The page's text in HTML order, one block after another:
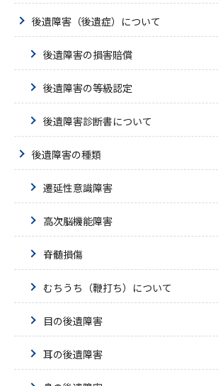
後遺障害（後遺症）について
後遺障害の損害賠償
後遺障害の等級認定
後遺障害診断書について
後遺障害の種類
遷延性意識障害
高次脳機能障害
脊髄損傷
むちうち（鞭打ち）について
目の後遺障害
耳の後遺障害